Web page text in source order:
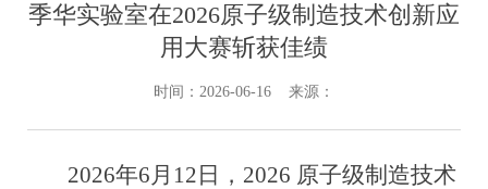
季华实验室在2026原子级制造技术创新应
用大赛斩获佳绩
时间：2026-06-16 来源：
2026年6月12日，2026 原子级制造技术